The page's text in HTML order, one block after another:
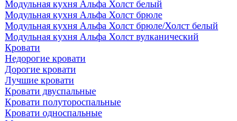
Модульная кухня Альфа Холст белый
Модульная кухня Альфа Холст брюле
Модульная кухня Альфа Холст брюле/Холст белый
Модульная кухня Альфа Холст вулканический
Кровати
Недорогие кровати
Дорогие кровати
Лучшие кровати
Кровати двуспальные
Кровати полутороспальные
Кровати односпальные